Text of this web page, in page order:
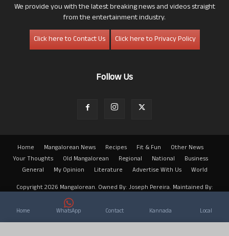
We provide you with the latest breaking news and videos straight
from the entertainment industry.
Click here to Contact Us
Click here to Privacy Policy
Follow Us
Home Mangalorean News Recipes Fit & Fun
Other News
Your Thoughts
Old Mangalorean Regional National
Business
General
My Opinion Literature Advertise With Us
World
Copyright 2026 Mangalorean. Owned By: Joseph Pereira. Maintained By:
Home WhatsApp Contact Kannada Local